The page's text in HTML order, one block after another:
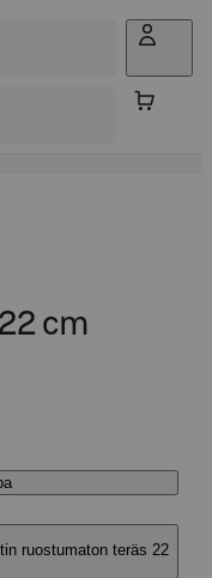
cm
ruostumaton teräs 22